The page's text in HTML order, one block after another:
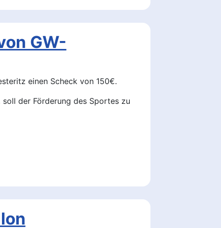
GW-
einen Scheck von 150€.
der Förderung des Sportes zu